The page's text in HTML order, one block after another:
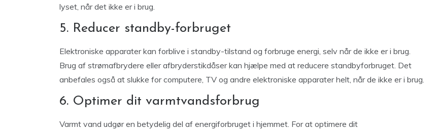
lyset, når det ikke er i brug.
5. Reducer standby-forbruget
Elektroniske apparater kan forblive i standby-tilstand og forbruge energi, selv når de ikke er i brug.
Brug af strømafbrydere eller afbryderstikdåser kan hjælpe med at reducere standbyforbruget. Det
anbefales også at slukke for computere, TV og andre elektroniske apparater helt, når de ikke er i brug.
6. Optimer dit varmtvandsforbrug
Varmt vand udgør en betydelig del af energiforbruget i hjemmet. For at optimere dit